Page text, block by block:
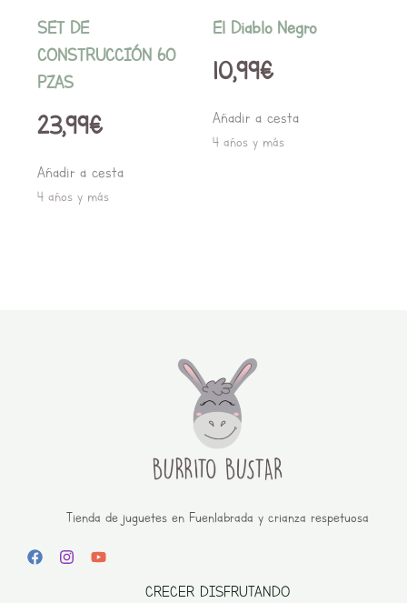
SET DE
CONSTRUCCIÓN 60
PZAS
23,99€
Añadir a cesta
4 años y más
El Diablo Negro
10,99€
Añadir a cesta
4 años y más
Tienda de juguetes en Fuenlabrada y crianza respetuosa
CRECER DISFRUTANDO